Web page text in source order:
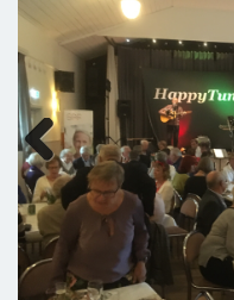
Previous